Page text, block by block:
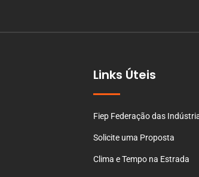
Links Úteis
Fiep Federação das
Solicite uma Proposta
Clima e Tempo na Estrada